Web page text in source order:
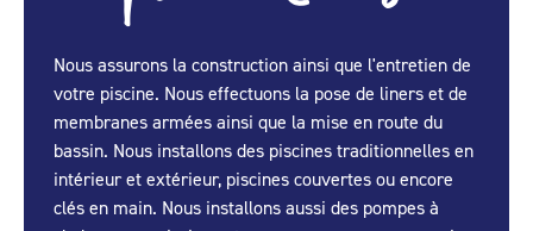
Nous assurons la construction ainsi que l'entretien de
votre piscine. Nous effectuons la pose de liners et de
membranes armées ainsi que la mise en route du
bassin. Nous installons des piscines traditionnelles en
intérieur et extérieur, piscines couvertes ou encore
clés en main. Nous installons aussi des pompes à